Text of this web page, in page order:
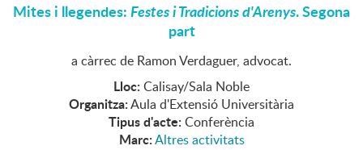
Mites i llegendes:Festes i Tradicions d'Arenys. Segona
part
a càrrec de Ramon Verdaguer, advocat.
Lloc: Calisay/Sala Noble
Organitza:Aula d'Extensió Universitària
Tipus d'acte: Conferència
Marc:Altres activitats